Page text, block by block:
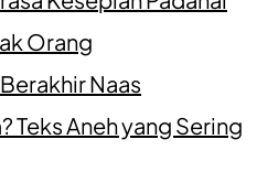
Orang
Naas
Teks Aneh yang Sering